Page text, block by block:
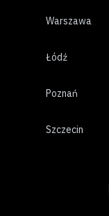
Warszawa
Łódź
Poznań
Szczecin